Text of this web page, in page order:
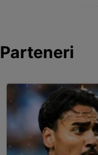
Parteneri